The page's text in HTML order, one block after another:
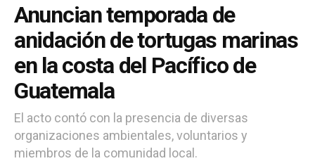
Anuncian temporada de
anidación de tortugas marinas
en la costa del Pacífico de
Guatemala
El acto contó con la presencia de diversas
organizaciones ambientales, voluntarios y
miembros de la comunidad local.